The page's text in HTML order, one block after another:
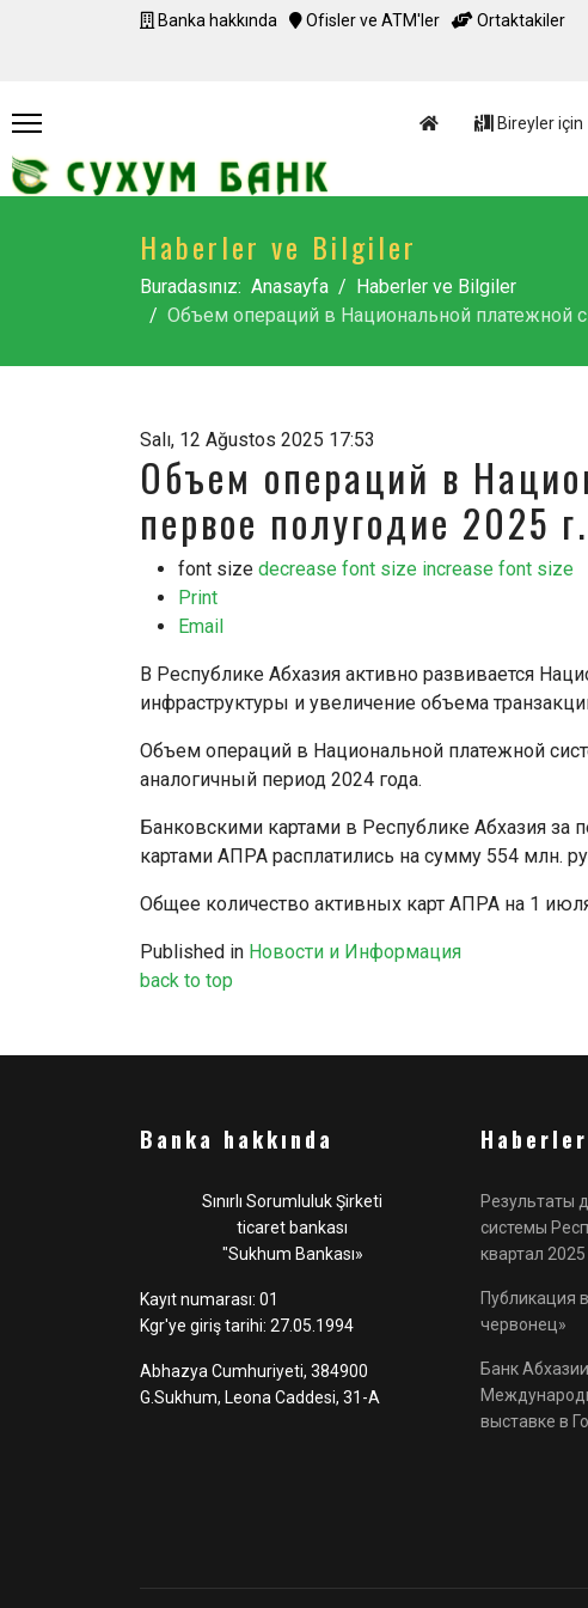
Banka hakkında Ofisler ve ATM'ler Ortaktakiler
Bireyler için
Haberler ve Bilgiler
Buradasınız: Anasayfa
Haberler ve Bilgiler
Объем операций в Национальной платежной
Salı, 12 Ağustos 2025 17:53
Объем операций в
первое полугодие 2025
font size decrease font size increase font size
Print
Email
В Республике Абхазия активно развивается
инфраструктуры и увеличение объема
Объем операций в Национальной платежной
аналогичный период 2024 года.
Банковскими картами в Республике Абхазия за
картами АПРА расплатились на сумму 554 млн.
Общее количество активных карт АПРА на 1
Published in Новости и Информация
back to top
Banka hakkında
Sınırlı Sorumluluk Şirketi
ticaret bankası
"Sukhum Bankası»
Kayıt numarası: 01
Kgr'ye giriş tarihi: 27.05.1994
Abhazya Cumhuriyeti, 384900
G.Sukhum, Leona Caddesi, 31-A
Результаты
системы
квартал
Публикация
червонец»
Банк
выставке в